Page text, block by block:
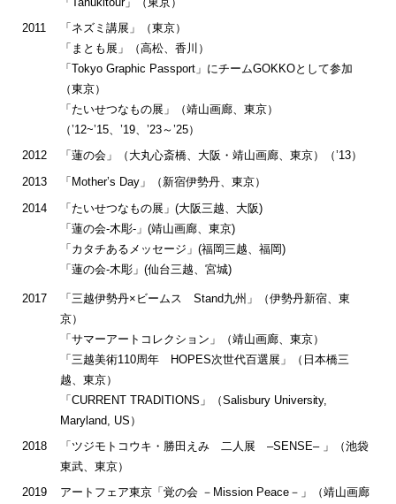
2011
「ネズミ講展」（東京）
「まとも展」（高松、香川）
「Tokyo Graphic Passport」にチームGOKKOとして参加
（東京）
「たいせつなもの展」（靖山画廊、東京）
（’12~’15、’19、’23～’25）
2012
「蓮の会」（大丸心斎橋、大阪・靖山画廊、東京）（’13）
2013
「Mother’s Day」（新宿伊勢丹、東京）
2014
「たいせつなもの展」(大阪三越、大阪)
「蓮の会-木彫-」(靖山画廊、東京)
「カタチあるメッセージ」(福岡三越、福岡)
「蓮の会-木彫」(仙台三越、宮城)
2017
「三越伊勢丹×ビームス Stand九州」（伊勢丹新宿、東
京）
「サマーアートコレクション」（靖山画廊、東京）
「三越美術110周年 HOPES次世代百選展」（日本橋三
越、東京）
「CURRENT TRADITIONS」（Salisbury University,
Maryland, US）
2018
「ツジモトコウキ・勝田えみ 二人展 –SENSE– 」（池袋
東武、東京）
2019
アートフェア東京「覚の会 －Mission Peace－」（靖山画廊